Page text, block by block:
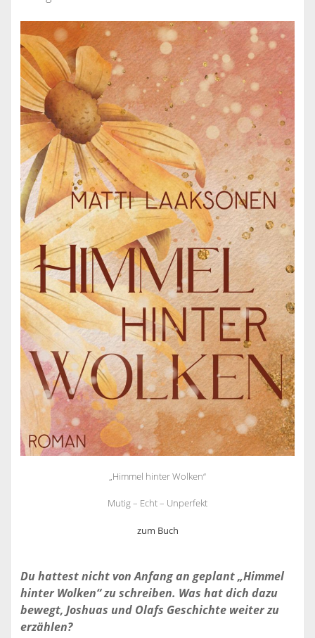
„Himmel hinter Wolken“
Mutig – Echt – Unperfekt
zum Buch
Du hattest nicht von Anfang an geplant „Himmel
hinter Wolken“ zu schreiben. Was hat dich dazu
bewegt, Joshuas und Olafs Geschichte weiter zu
erzählen?